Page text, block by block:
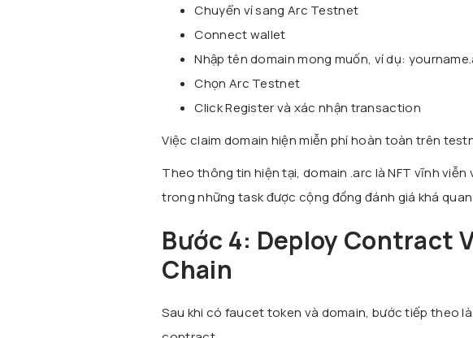
Chuyển ví sang Arc Testnet
Connect wallet
Nhập tên domain mong muốn, ví dụ:
Chọn Arc Testnet
Click Register và xác nhận transaction
Việc claim domain hiện miễn phí hoàn toàn trên
Theo thông tin hiện tại, domain .arc là NFT vĩnh
trong những task được cộng đồng đánh giá khá
Bước 4: Deploy Contract
Chain
Sau khi có faucet token và domain, bước tiếp theo